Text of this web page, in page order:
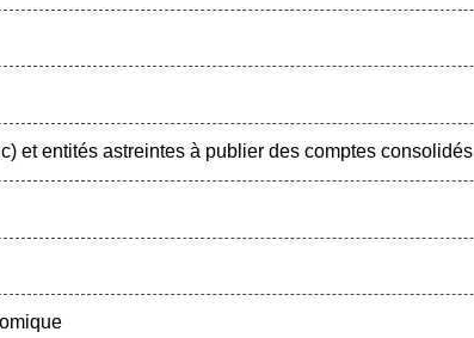
et entités astreintes à publier des comptes consolidés